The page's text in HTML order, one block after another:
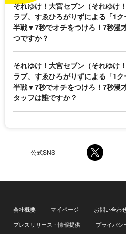
それゆけ！大宮セブン（それゆけ
ラブ、すゑひろがりずによる「1
半戦▼7秒でオチをつけろ！7秒漫
つですか？
それゆけ！大宮セブン（それゆけ
ラブ、すゑひろがりずによる「1
半戦▼7秒でオチをつけろ！7秒漫
タッフは誰ですか？
公式SNS
会社概要 マイページ
お問い合わ
プレスリリース・情報提供
プライバシ